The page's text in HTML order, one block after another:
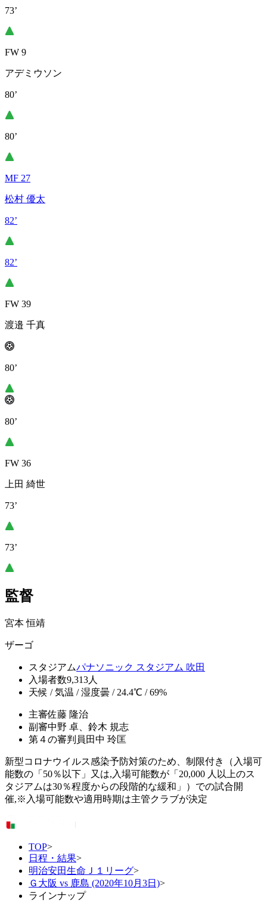
73’
FW 9
アデミウソン
80’
80’
MF 27
松村 優太
82’
82’
FW 39
渡邉 千真
80’
80’
FW 36
上田 綺世
73’
73’
監督
宮本 恒靖
ザーゴ
スタジアムパナソニック スタジアム 吹田
入場者数9,313人
天候 / 気温 / 湿度曇 / 24.4℃ / 69%
主審佐藤 隆治
副審中野 卓、鈴木 規志
第４の審判員 田中 玲匡
新型コロナウイルス感染予防対策のため、制限付き（入場可
能数の「50％以下」又は,入場可能数が「20,000 人以上のス
タジアムは30％程度からの段階的な緩和」）での試合開
催,※入場可能数や適用時期は主管クラブが決定
TOP>
日程・結果>
明治安田生命Ｊ１リーグ>
Ｇ大阪 vs 鹿島 (2020年10月3日)>
ラインナップ